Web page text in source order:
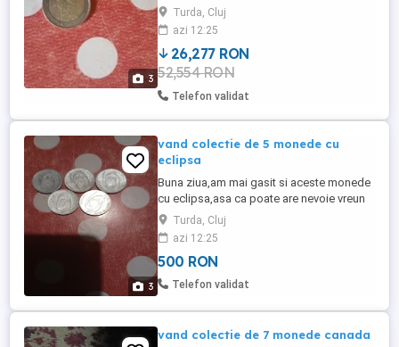
3
Finlanda.Pe avers se gaseste inscriptionat
Planta-Stea,creator Raimo Heino iar pe
revers se gaseste creatia lui Luc Luycx[LL]
KM#.Pret oficial 4000 euro sau echivalent
in lei.Nu insistati cu schimburi si
negocieri.Prefer predara ...
Turda, Cluj
azi 12:25
26,277 RON
52,554 RON
Telefon validat
3
vand colectie de 5 monede cu
eclipsa
Buna ziua,am mai gasit si aceste monede
cu eclipsa,asa ca poate are nevoie vreun
colectionar de ele.Pretul este fix,nu
insistati cu negocieri si scimburi.Pentru
alte detalii va rog sa ma contactati
telefonic.sau pe mail.
Turda, Cluj
azi 12:25
500 RON
Telefon validat
vand colectie de 7 monede canada